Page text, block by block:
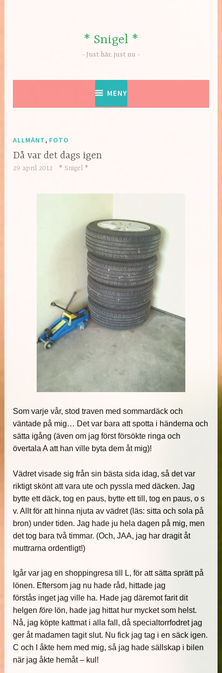
* Snigel *
Just här, just nu
MENY
ALLMÄNT, FOTO
Då var det dags igen
29 april 2012 * Snigel *
Som varje vår, stod traven med sommardäck och
väntade på mig… Det var bara att spotta i händerna och
sätta igång (även om jag först försökte ringa och
övertala A att han ville byta dem åt mig)!
Vädret visade sig från sin bästa sida idag, så det var
riktigt skönt att vara ute och pyssla med däcken. Jag
bytte ett däck, tog en paus, bytte ett till, tog en paus, o s
v. Allt för att hinna njuta av vädret (läs: sitta och sola på
bron) under tiden. Jag hade ju hela dagen på mig, men
det tog bara två timmar. (Och, JAA, jag har dragit åt
muttrarna ordentligt!)
Igår var jag en shoppingresa till L, för att sätta sprätt på
lönen. Eftersom jag nu hade råd, hittade jag
förstås inget jag ville ha. Hade jag däremot farit dit
helgenföre lön, hade jag hittat hur mycket som helst.
Nå, jag köpte kattmat i alla fall, då specialtorrfodret jag
ger åt madamen tagit slut. Nu fick jag tag i en säck igen.
C och I åkte hem med mig, så jag hade sällskap i bilen
när jag åkte hemåt – kul!